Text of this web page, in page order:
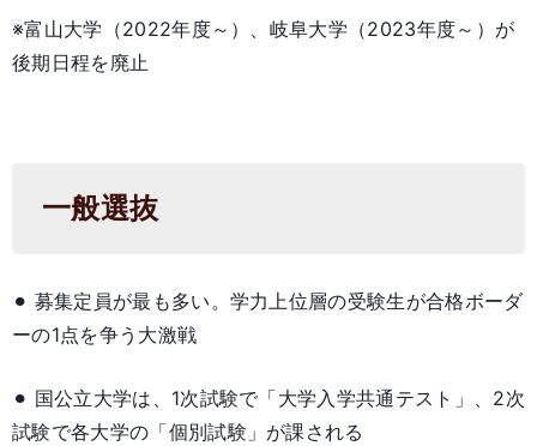
※富山大学（2022年度～）、岐阜大学（2023年度～）が
後期日程を廃止
一般選抜
⚫︎ 募集定員が最も多い。学力上位層の受験生が合格ボーダ
ーの1点を争う大激戦
⚫︎ 国公立大学は、1次試験で「大学入学共通テスト」、2次
試験で各大学の「個別試験」が課される